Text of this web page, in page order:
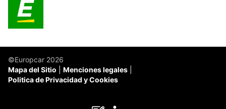
©Europcar 2026
Mapa del Sitio
Menciones legales
Politica de Privacidad y Cookies